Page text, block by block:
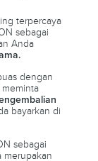
terpercaya
sebagai
Anda
dengan
bayarkan di
sebagai
merupakan